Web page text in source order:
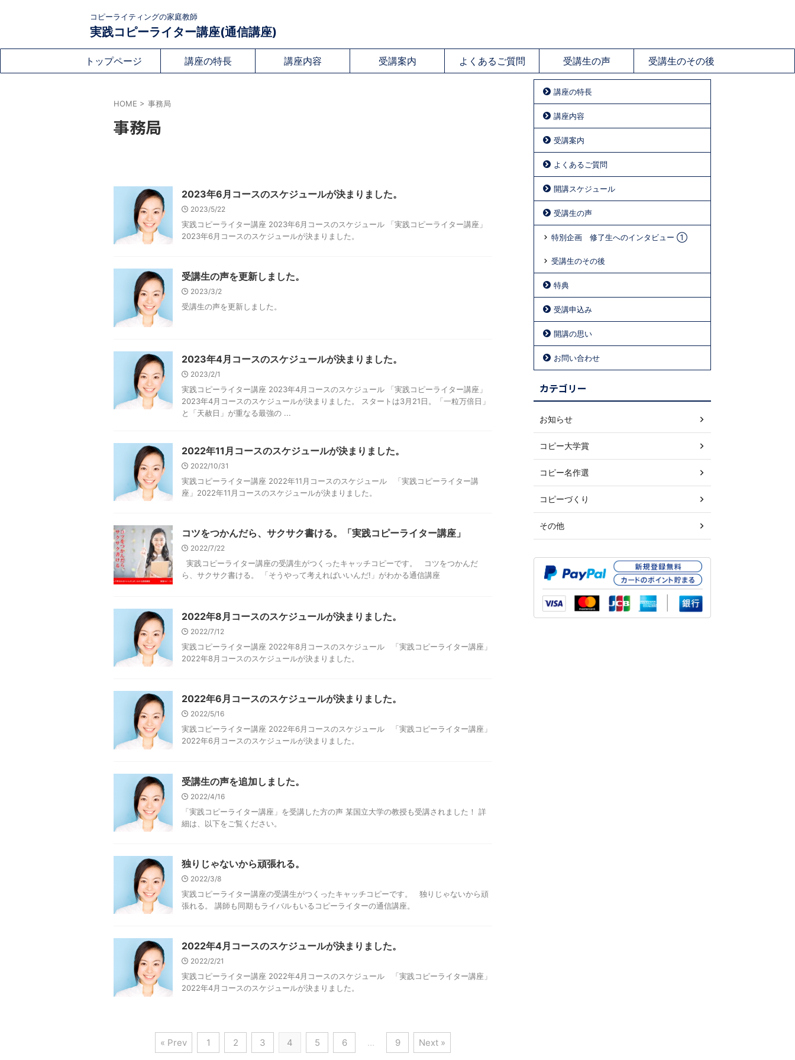
コピーライティングの家庭教師
実践コピーライター講座(通信講座)
トップページ 講座の特長 講座内容 受講案内 よくあるご質問 受講生の声 受講生のその後
HOME > 事務局
事務局
2023年6月コースのスケジュールが決まりました。
2023/5/22
実践コピーライター講座 2023年6月コースのスケジュール 「実践コピーライター講座」
2023年6月コースのスケジュールが決まりました。
受講生の声を更新しました。
2023/3/2
受講生の声を更新しました。
2023年4月コースのスケジュールが決まりました。
2023/2/1
実践コピーライター講座 2023年4月コースのスケジュール 「実践コピーライター講座」
2023年4月コースのスケジュールが決まりました。 スタートは3月21日。「一粒万倍日」
と「天赦日」が重なる最強の ...
2022年11月コースのスケジュールが決まりました。
2022/10/31
実践コピーライター講座 2022年11月コースのスケジュール 「実践コピーライター講
座」2022年11月コースのスケジュールが決まりました。
コツをつかんだら、サクサク書ける。「実践コピーライター講座」
2022/7/22
実践コピーライター講座の受講生がつくったキャッチコピーです。 コツをつかんだ
ら、サクサク書ける。 「そうやって考えればいいんだ!」がわかる通信講座
2022年8月コースのスケジュールが決まりました。
2022/7/12
実践コピーライター講座 2022年8月コースのスケジュール 「実践コピーライター講座」
2022年8月コースのスケジュールが決まりました。
2022年6月コースのスケジュールが決まりました。
2022/5/16
実践コピーライター講座 2022年6月コースのスケジュール 「実践コピーライター講座」
2022年6月コースのスケジュールが決まりました。
受講生の声を追加しました。
2022/4/16
「実践コピーライター講座」を受講した方の声 某国立大学の教授も受講されました！ 詳
細は、以下をご覧ください。
独りじゃないから頑張れる。
2022/3/8
実践コピーライター講座の受講生がつくったキャッチコピーです。 独りじゃないから頑
張れる。 講師も同期もライバルもいるコピーライターの通信講座。
2022年4月コースのスケジュールが決まりました。
2022/2/21
実践コピーライター講座 2022年4月コースのスケジュール 「実践コピーライター講座」
2022年4月コースのスケジュールが決まりました。
« Prev 1 2 3 4 5 6 … 9 Next »
講座の特長
講座内容
受講案内
よくあるご質問
開講スケジュール
受講生の声
特別企画 修了生へのインタビュー ①
受講生のその後
特典
受講申込み
開講の思い
お問い合わせ
カテゴリー
お知らせ
コピー大学賞
コピー名作選
コピーづくり
その他